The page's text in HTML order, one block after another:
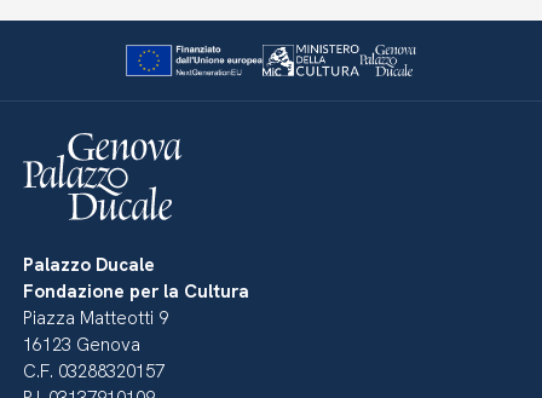
Palazzo Ducale
Fondazione per la Cultura
Piazza Matteotti 9
16123 Genova
C.F. 03288320157